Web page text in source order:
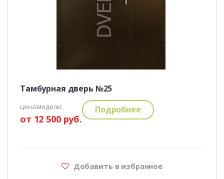
Тамбурная дверь №25
цена модели:
от 12 500 руб.
Подробнее
Добавить в избранное